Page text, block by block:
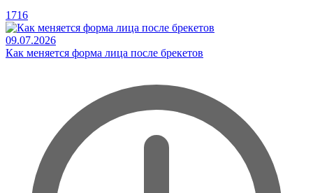
1716
09.07.2026
Как меняется форма лица после брекетов